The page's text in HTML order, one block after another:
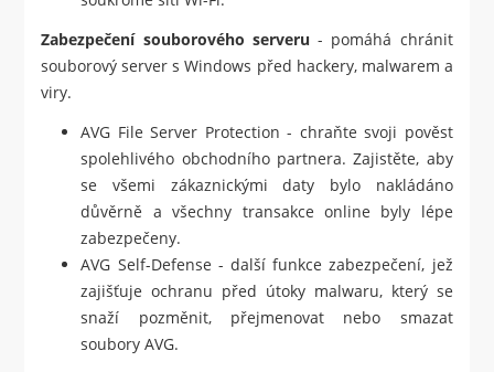
Zabezpečení souborového serveru - pomáhá chránit
souborový server s Windows před hackery, malwarem a
viry.
AVG File Server Protection - chraňte svoji pověst
spolehlivého obchodního partnera. Zajistěte, aby
se všemi zákaznickými daty bylo nakládáno
důvěrně a všechny transakce online byly lépe
zabezpečeny.
AVG Self-Defense - další funkce zabezpečení, jež
zajišťuje ochranu před útoky malwaru, který se
snaží pozměnit, přejmenovat nebo smazat
soubory AVG.